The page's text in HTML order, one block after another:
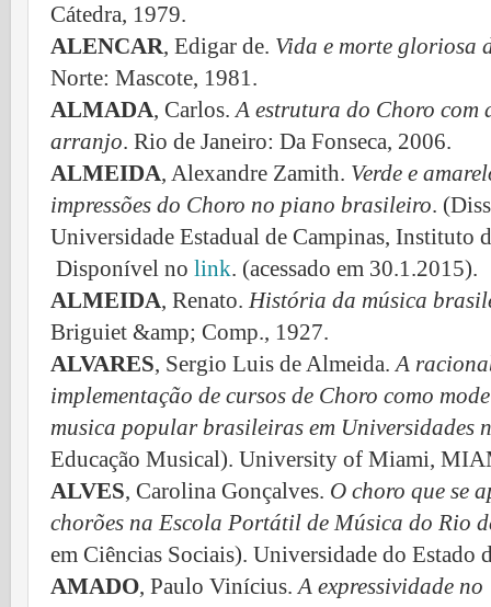
Cátedra, 1979.
ALENCAR, Edigar de. Vida e morte gloriosa
Norte: Mascote, 1981.
ALMADA, Carlos. A estrutura do Choro com
arranjo. Rio de Janeiro: Da Fonseca, 2006.
ALMEIDA, Alexandre Zamith. Verde e
impressões do Choro no piano brasileiro.
Universidade Estadual de Campinas, Instituto
Disponível no link. (acessado em 30.1.2015).
ALMEIDA, Renato. História da música
Briguiet &amp; Comp., 1927.
ALVARES, Sergio Luis de Almeida. A
implementação de cursos de Choro como
musica popular brasileiras em Universidades
Educação Musical). University of Miami,
ALVES, Carolina Gonçalves. O choro que se
chorões na Escola Portátil de Música do Rio
em Ciências Sociais). Universidade do Estado
AMADO, Paulo Vinícius.A expressividade no